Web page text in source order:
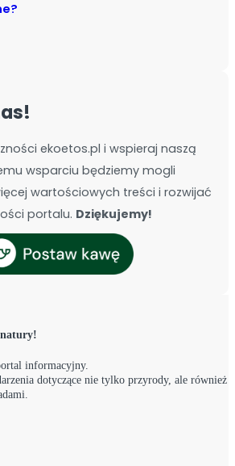
ekoetos.pl i wspieraj naszą
wsparciu będziemy mogli
wartościowych treści i rozwijać
portalu. Dziękujemy!
informacyjny.
dotyczące nie tylko przyrody, ale również